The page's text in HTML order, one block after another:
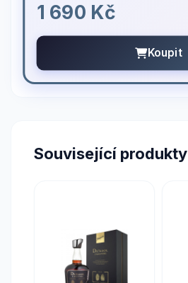
1 690 Kč
Koupit
Související produkty